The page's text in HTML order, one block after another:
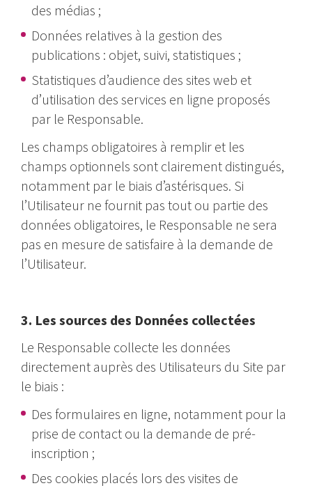
des médias ;
Données relatives à la gestion des
publications : objet, suivi, statistiques ;
Statistiques d’audience des sites web et
d’utilisation des services en ligne proposés
par le Responsable.
Les champs obligatoires à remplir et les
champs optionnels sont clairement distingués,
notamment par le biais d’astérisques. Si
l’Utilisateur ne fournit pas tout ou partie des
données obligatoires, le Responsable ne sera
pas en mesure de satisfaire à la demande de
l’Utilisateur.
3. Les sources des Données collectées
Le Responsable collecte les données
directement auprès des Utilisateurs du Site par
le biais :
Des formulaires en ligne, notamment pour la
prise de contact ou la demande de pré-
inscription ;
Des cookies placés lors des visites de